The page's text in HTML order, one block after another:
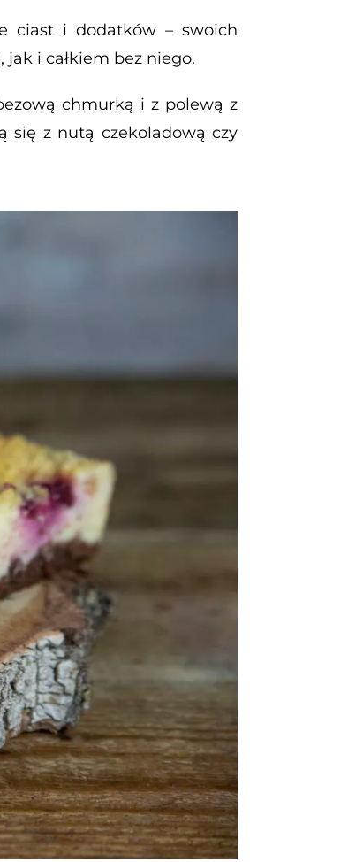
ciast i dodatków – swoich
i całkiem bez niego.
chmurką i z polewą z
się z nutą czekoladową czy